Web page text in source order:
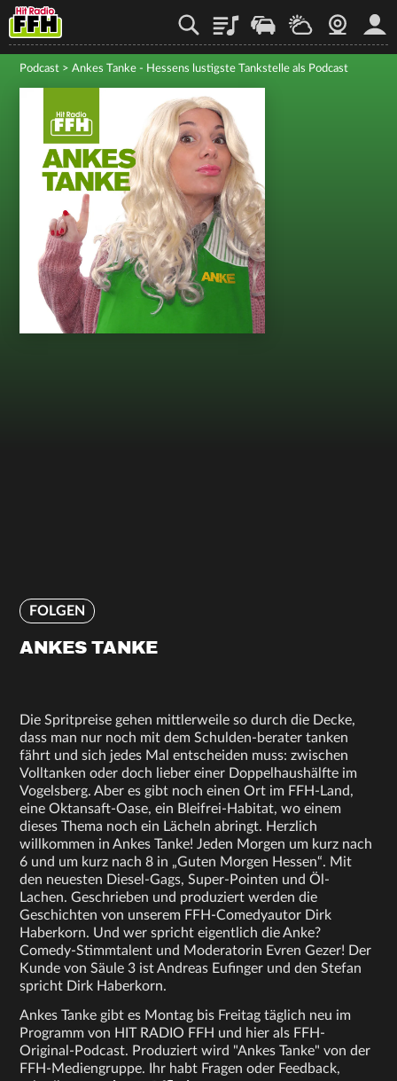
PlaylistStaupilotWetterWebcam
Podcast > Ankes Tanke - Hessens lustigste Tankstelle als Podcast
FOLGEN
ANKES TANKE
Die Spritpreise gehen mittlerweile so durch die Decke,
dass man nur noch mit dem Schulden-berater tanken
fährt und sich jedes Mal entscheiden muss: zwischen
Volltanken oder doch lieber einer Doppelhaushälfte im
Vogelsberg. Aber es gibt noch einen Ort im FFH-Land,
eine Oktansaft-Oase, ein Bleifrei-Habitat, wo einem
dieses Thema noch ein Lächeln abringt. Herzlich
willkommen in Ankes Tanke! Jeden Morgen um kurz nach
6 und um kurz nach 8 in „Guten Morgen Hessen“. Mit
den neuesten Diesel-Gags, Super-Pointen und Öl-
Lachen. Geschrieben und produziert werden die
Geschichten von unserem FFH-Comedyautor Dirk
Haberkorn. Und wer spricht eigentlich die Anke?
Comedy-Stimmtalent und Moderatorin Evren Gezer! Der
Kunde von Säule 3 ist Andreas Eufinger und den Stefan
spricht Dirk Haberkorn.
Ankes Tanke gibt es Montag bis Freitag täglich neu im
Programm von HIT RADIO FFH und hier als FFH-
Original-Podcast. Produziert wird "Ankes Tanke" von der
FFH-Mediengruppe. Ihr habt Fragen oder Feedback,